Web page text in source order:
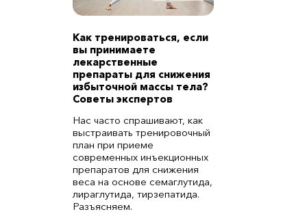
Как тренироваться, если
вы принимаете
лекарственные
препараты для снижения
избыточной массы тела?
Советы экспертов
Нас часто спрашивают, как
выстраивать тренировочный
план при приеме
современных инъекционных
препаратов для снижения
веса на основе семаглутида,
лираглутида, тирзепатида.
Разъясняем.